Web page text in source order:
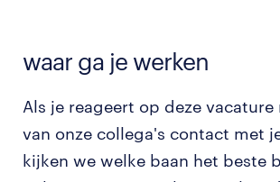
waar ga je werken
Als je reageert op deze vacature
van onze collega's contact met
kijken we welke baan het beste